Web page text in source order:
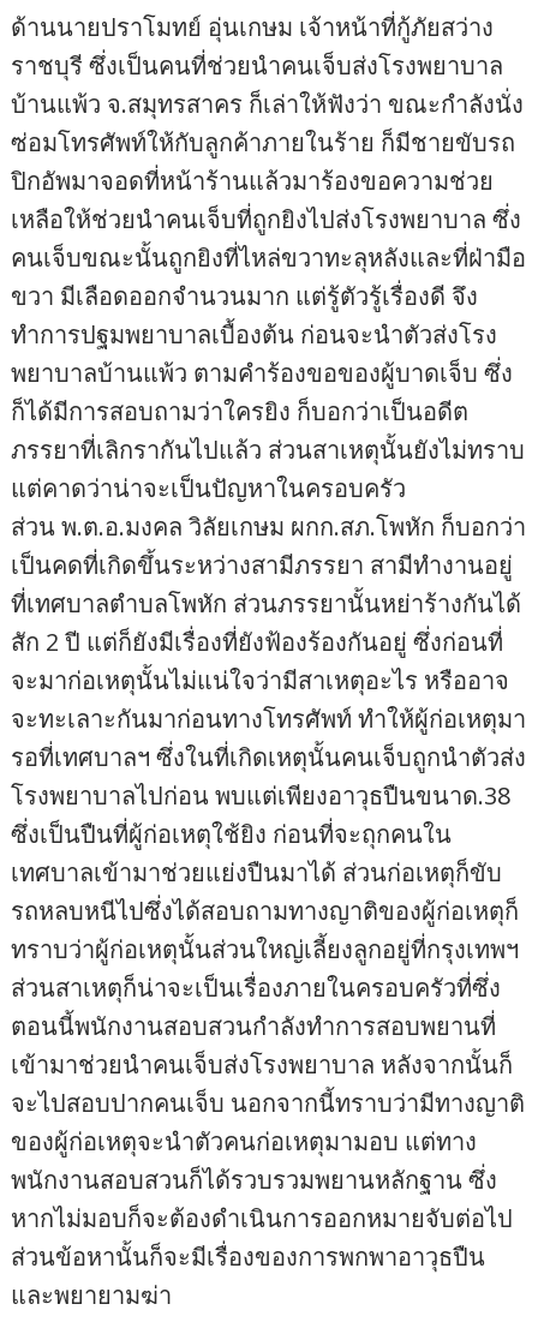
ด้านนายปราโมทย์ อุ่นเกษม เจ้าหน้าที่กู้ภัยสว่าง
ราชบุรี ซึ่งเป็นคนที่ช่วยนำคนเจ็บส่งโรงพยาบาล
บ้านแพ้ว จ.สมุทรสาคร ก็เล่าให้ฟังว่า ขณะกำลังนั่ง
ซ่อมโทรศัพท์ให้กับลูกค้าภายในร้าย ก็มีชายขับรถ
ปิกอัพมาจอดที่หน้าร้านแล้วมาร้องขอความช่วย
เหลือให้ช่วยนำคนเจ็บที่ถูกยิงไปส่งโรงพยาบาล ซึ่ง
คนเจ็บขณะนั้นถูกยิงที่ไหล่ขวาทะลุหลังและที่ฝ่ามือ
ขวา มีเลือดออกจำนวนมาก แต่รู้ตัวรู้เรื่องดี จึง
ทำการปฐมพยาบาลเบื้องต้น ก่อนจะนำตัวส่งโรง
พยาบาลบ้านแพ้ว ตามคำร้องขอของผู้บาดเจ็บ ซึ่ง
ก็ได้มีการสอบถามว่าใครยิง ก็บอกว่าเป็นอดีต
ภรรยาที่เลิกรากันไปแล้ว ส่วนสาเหตุนั้นยังไม่ทราบ
แต่คาดว่าน่าจะเป็นปัญหาในครอบครัว
ส่วน พ.ต.อ.มงคล วิลัยเกษม ผกก.สภ.โพหัก ก็บอกว่า
เป็นคดที่เกิดขึ้นระหว่างสามีภรรยา สามีทำงานอยู่
ที่เทศบาลตำบลโพหัก ส่วนภรรยานั้นหย่าร้างกันได้
สัก 2 ปี แต่ก็ยังมีเรื่องที่ยังฟ้องร้องกันอยู่ ซึ่งก่อนที่
จะมาก่อเหตุนั้นไม่แน่ใจว่ามีสาเหตุอะไร หรืออาจ
จะทะเลาะกันมาก่อนทางโทรศัพท์ ทำให้ผู้ก่อเหตุมา
รอที่เทศบาลฯ ซึ่งในที่เกิดเหตุนั้นคนเจ็บถูกนำตัวส่ง
โรงพยาบาลไปก่อน พบแต่เพียงอาวุธปืนขนาด.38
ซึ่งเป็นปืนที่ผู้ก่อเหตุใช้ยิง ก่อนที่จะถุกคนใน
เทศบาลเข้ามาช่วยแย่งปืนมาได้ ส่วนก่อเหตุก็ขับ
รถหลบหนีไปซึ่งได้สอบถามทางญาติของผู้ก่อเหตุก็
ทราบว่าผู้ก่อเหตุนั้นส่วนใหญ่เลี้ยงลูกอยู่ที่กรุงเทพฯ
ส่วนสาเหตุก็น่าจะเป็นเรื่องภายในครอบครัวที่ซึ่ง
ตอนนี้พนักงานสอบสวนกำลังทำการสอบพยานที่
เข้ามาช่วยนำคนเจ็บส่งโรงพยาบาล หลังจากนั้นก็
จะไปสอบปากคนเจ็บ นอกจากนี้ทราบว่ามีทางญาติ
ของผู้ก่อเหตุจะนำตัวคนก่อเหตุมามอบ แต่ทาง
พนักงานสอบสวนก็ได้รวบรวมพยานหลักฐาน ซึ่ง
หากไม่มอบก็จะต้องดำเนินการออกหมายจับต่อไป
ส่วนข้อหานั้นก็จะมีเรื่องของการพกพาอาวุธปืน
และพยายามฆ่า